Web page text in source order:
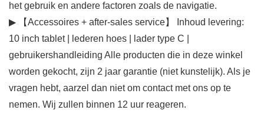
het gebruik en andere factoren zoals de navigatie.
▶ 【Accessoires + after-sales service】 Inhoud levering:
10 inch tablet | lederen hoes | lader type C |
gebruikershandleiding Alle producten die in deze winkel
worden gekocht, zijn 2 jaar garantie (niet kunstelijk). Als je
vragen hebt, aarzel dan niet om contact met ons op te
nemen. Wij zullen binnen 12 uur reageren.